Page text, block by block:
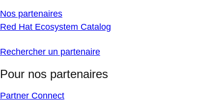
Nos partenaires
Red Hat Ecosystem Catalog
Rechercher un partenaire
Pour nos partenaires
Partner Connect